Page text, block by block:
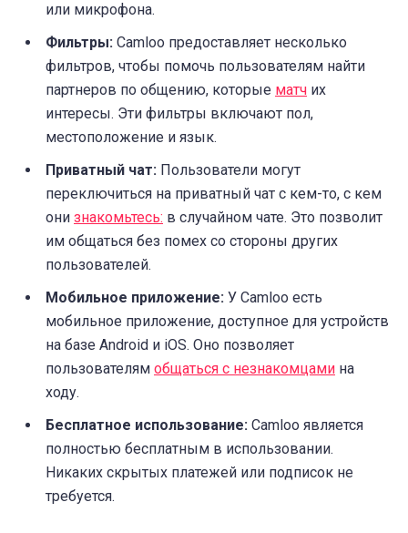
или микрофона.
Фильтры: Camloo предоставляет несколько
фильтров, чтобы помочь пользователям найти
партнеров по общению, которые матч их
интересы. Эти фильтры включают пол,
местоположение и язык.
Приватный чат: Пользователи могут
переключиться на приватный чат с кем-то, с кем
они знакомьтесь: в случайном чате. Это позволит
им общаться без помех со стороны других
пользователей.
Мобильное приложение: У Camloo есть
мобильное приложение, доступное для устройств
на базе Android и iOS. Оно позволяет
пользователям общаться с незнакомцами на
ходу.
Бесплатное использование: Camloo является
полностью бесплатным в использовании.
Никаких скрытых платежей или подписок не
требуется.